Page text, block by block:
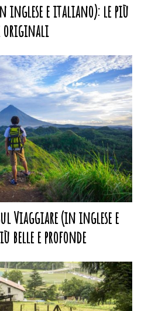
inglese e italiano): le più
originali
Viaggiare (in inglese e
belle e profonde